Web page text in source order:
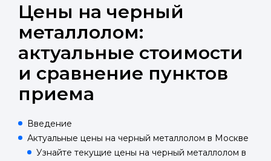
Цены на черный
металлолом:
актуальные стоимости
и сравнение пунктов
приема
Введение
Актуальные цены на черный металлолом в Москве
Узнайте текущие цены на черный металлолом в